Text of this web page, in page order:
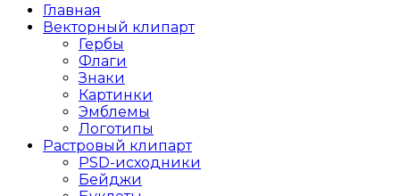
Главная
Векторный клипарт
Гербы
Флаги
Знаки
Картинки
Эмблемы
Логотипы
Растровый клипарт
PSD-исходники
Бейджи